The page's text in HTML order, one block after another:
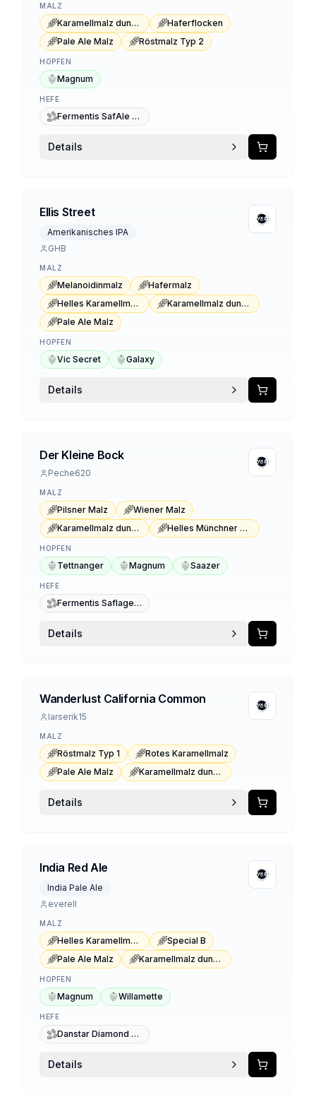
MALZ
Karamellmalz dunkel Typ 1
Haferflocken
Pale Ale Malz
Röstmalz Typ 2
HOPFEN
Magnum
HEFE
Fermentis SafAle US-05
Details
Ellis Street
Amerikanisches IPA
GHB
MALZ
Melanoidinmalz
Hafermalz
Helles Karamellmalz
Karamellmalz dunkel Typ 1
Pale Ale Malz
HOPFEN
Vic Secret Galaxy
Details
Der Kleine Bock
Peche620
MALZ
Pilsner Malz
Wiener Malz
Karamellmalz dunkel Typ 1
Helles Münchner Malz
HOPFEN
Tettnanger Magnum Saazer
HEFE
Fermentis Saflager W-34/70
Details
Wanderlust California Common
larserik15
MALZ
Röstmalz Typ 1
Rotes Karamellmalz
Pale Ale Malz
Karamellmalz dunkel Typ 1
Details
India Red Ale
India Pale Ale
everell
MALZ
Helles Karamellmalz
Special B
Pale Ale Malz
Karamellmalz dunkel Typ 1
HOPFEN
Magnum Willamette
HEFE
Danstar Diamond Lager
Details